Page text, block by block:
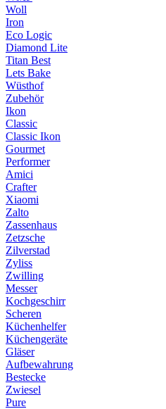
Woll
Iron
Eco Logic
Diamond Lite
Titan Best
Lets Bake
Wüsthof
Zubehör
Ikon
Classic
Classic Ikon
Gourmet
Performer
Amici
Crafter
Xiaomi
Zalto
Zassenhaus
Zetzsche
Zilverstad
Zyliss
Zwilling
Messer
Kochgeschirr
Scheren
Küchenhelfer
Küchengeräte
Gläser
Aufbewahrung
Bestecke
Zwiesel
Pure